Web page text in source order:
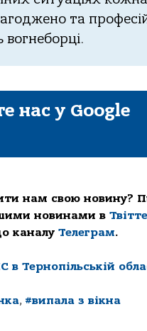
та
нас у Google
нам свою новину?
новинами в
каналу Телеграм.
в Тернопільській
, #випала з вікна